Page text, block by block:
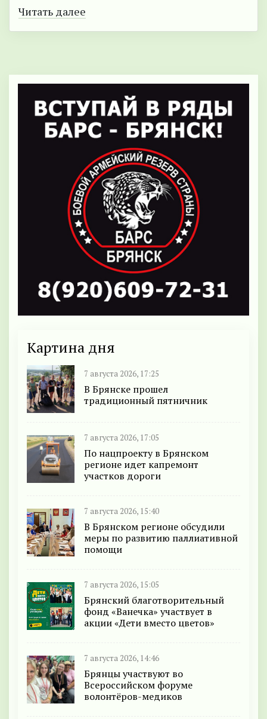
Читать далее
Картина дня
7 августа 2026, 17:25
В Брянске прошел
традиционный пятничник
7 августа 2026, 17:05
По нацпроекту в Брянском
регионе идет капремонт
участков дороги
7 августа 2026, 15:40
В Брянском регионе обсудили
меры по развитию паллиативной
помощи
7 августа 2026, 15:05
Брянский благотворительный
фонд «Ванечка» участвует в
акции «Дети вместо цветов»
7 августа 2026, 14:46
Брянцы участвуют во
Всероссийском форуме
волонтёров-медиков